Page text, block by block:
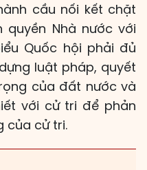
cầu nối kết chặt
quyền Nhà nước với
Quốc hội phải đủ
luật pháp, quyết
của đất nước và
với cử tri để phản
của cử tri.